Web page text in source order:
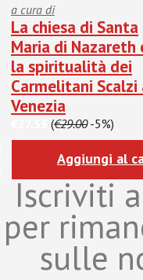
a cura di
La chiesa di Santa
Maria di Nazareth
la spiritualità dei
Carmelitani Scalzi
Venezia
(€29.00-5%)
Aggiungi al
Iscriviti
per
sulle